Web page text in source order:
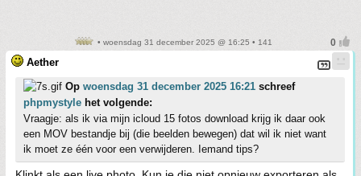
• woensdag 31 december 2025 @ 16:25 • 141
Aether
Op woensdag 31 december 2025 16:21 schreef
phpmystyle het volgende:
Vraagje: als ik via mijn icloud 15 fotos download krijg ik daar ook
een MOV bestandje bij (die beelden bewegen) dat wil ik niet want
ik moet ze één voor een verwijderen. Iemand tips?